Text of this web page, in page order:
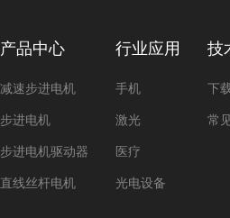
产品中心
减速步进电机
步进电机
步进电机驱动器
直线丝杆电机
行业应用
手机
激光
医疗
光电设备
技
下
常